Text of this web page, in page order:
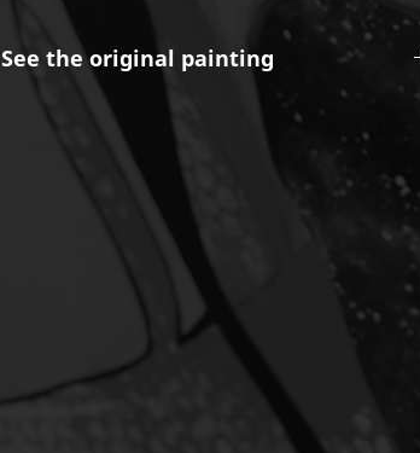
See the original painting
https://www.markusbuchsbaum.com/hirsche